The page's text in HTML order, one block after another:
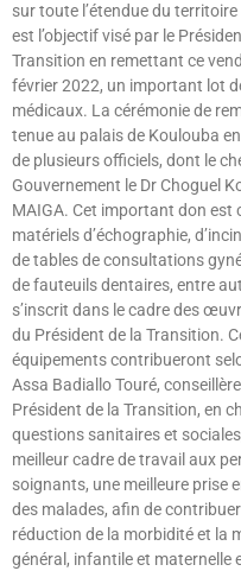
sur toute l’étendue du
est l’objectif visé par le
Transition en remettant ce
février 2022, un important lot
médicaux. La cérémonie de
tenue au palais de Koulouba
de plusieurs officiels, dont le
Gouvernement le Dr Choguel
MAIGA. Cet important don est
matériels d’échographie,
de tables de consultations
de fauteuils dentaires, entre
s’inscrit dans le cadre des
du Président de la Transition.
équipements contribueront
Assa Badiallo Touré,
Président de la Transition, en
questions sanitaires et
meilleur cadre de travail aux
soignants, une meilleure prise
des malades, afin de
réduction de la morbidité et la
général, infantile et maternelle